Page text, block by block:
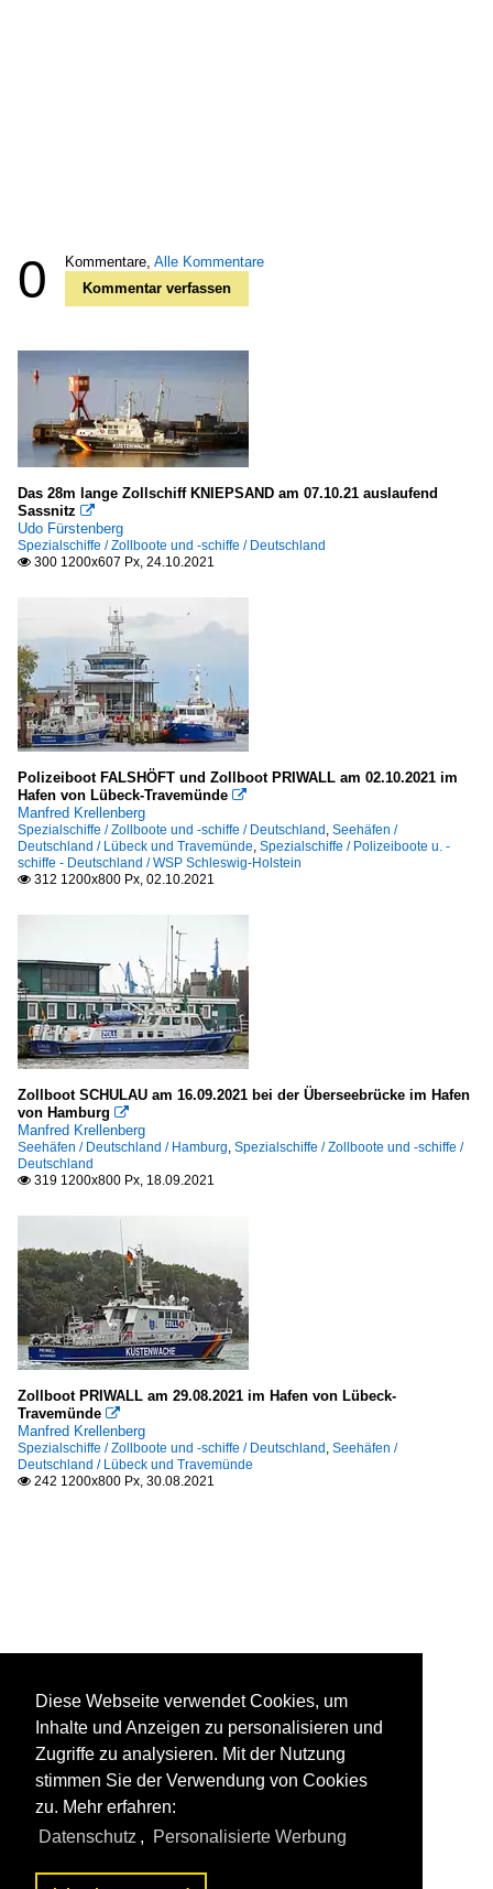
0 Kommentare, Alle Kommentare
Kommentar verfassen
Das 28m lange Zollschiff KNIEPSAND am 07.10.21 auslaufend
Sassnitz 
Udo Fürstenberg
Spezialschiffe / Zollboote und -schiffe / Deutschland
 300 1200x607 Px, 24.10.2021
Polizeiboot FALSHÖFT und Zollboot PRIWALL am 02.10.2021 im
Hafen von Lübeck-Travemünde 
Manfred Krellenberg
Spezialschiffe / Zollboote und -schiffe / Deutschland, Seehäfen /
Deutschland / Lübeck und Travemünde, Spezialschiffe / Polizeiboote u. -
schiffe - Deutschland / WSP Schleswig-Holstein
 312 1200x800 Px, 02.10.2021
Zollboot SCHULAU am 16.09.2021 bei der Überseebrücke im Hafen
von Hamburg 
Manfred Krellenberg
Seehäfen / Deutschland / Hamburg, Spezialschiffe / Zollboote und -schiffe /
Deutschland
 319 1200x800 Px, 18.09.2021
Zollboot PRIWALL am 29.08.2021 im Hafen von Lübeck-
Travemünde 
Manfred Krellenberg
Spezialschiffe / Zollboote und -schiffe / Deutschland, Seehäfen /
Deutschland / Lübeck und Travemünde
 242 1200x800 Px, 30.08.2021
Diese Webseite verwendet Cookies, um
Inhalte und Anzeigen zu personalisieren und
Zugriffe zu analysieren. Mit der Nutzung
stimmen Sie der Verwendung von Cookies
zu. Mehr erfahren:
Datenschutz , Personalisierte Werbung